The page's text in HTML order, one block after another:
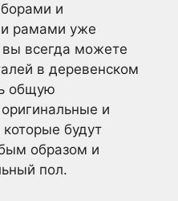
и
рамами уже
всегда можете
в деревенском
общую
и
будут
образом и
пол.